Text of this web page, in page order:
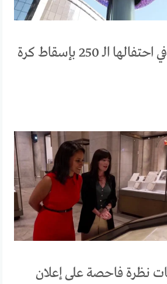
ستبدأ أمريكا في احتفالها الـ 250 بإسقاط كرة
نظرة فاحصة على إعلان